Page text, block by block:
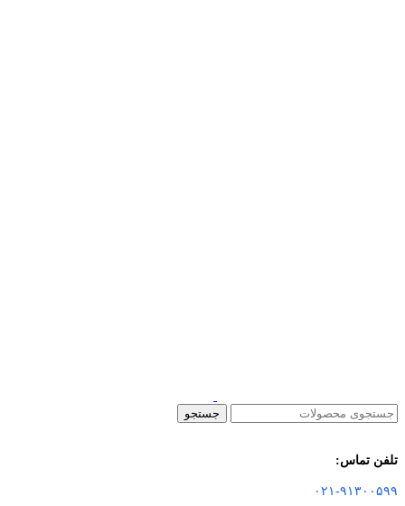
جستجو
تلفن تماس:
۰۲۱-۹۱۳۰۰۵۹۹